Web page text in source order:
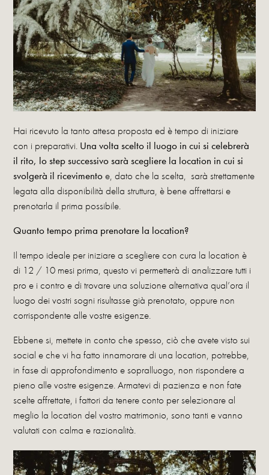
Hai ricevuto la tanto attesa proposta ed è tempo di iniziare
con i preparativi. Una volta scelto il luogo in cui si celebrerà
il rito, lo step successivo sarà scegliere la location in cui si
svolgerà il ricevimentoe, dato che la scelta, sarà strettamente
legata alla disponibilità della struttura, è bene affrettarsi e
prenotarla il prima possibile.
Quanto tempo prima prenotare la location?
Il tempo ideale per iniziare a scegliere con cura la location è
di 12 / 10 mesi prima, questo vi permetterà di analizzare tutti i
pro e i contro e di trovare una soluzione alternativa qual’ora il
luogo dei vostri sogni risultasse già prenotato, oppure non
corrispondente alle vostre esigenze.
Ebbene si, mettete in conto che spesso, ciò che avete visto sui
social e che vi ha fatto innamorare di una location, potrebbe,
in fase di approfondimento e sopralluogo, non rispondere a
pieno alle vostre esigenze. Armatevi di pazienza e non fate
scelte affrettate, i fattori da tenere conto per selezionare al
meglio la location del vostro matrimonio, sono tanti e vanno
valutati con calma e razionalità.